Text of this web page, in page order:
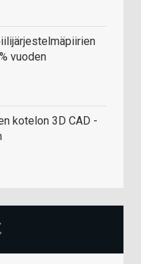
vuoden
kotelon 3D CAD -